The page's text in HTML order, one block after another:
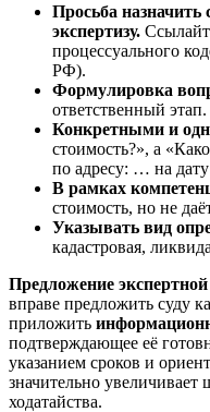
Просьба назначить
экспертизу.
процессуального
РФ).
Формулировка
ответственный
Конкретными и
стоимость?», а
по адресу: … на
В рамках
стоимость, но не
Указывать вид
кадастровая,
Предложение
вправе предложить суду
приложить
подтверждающее её
указанием сроков и
значительно
ходатайства.